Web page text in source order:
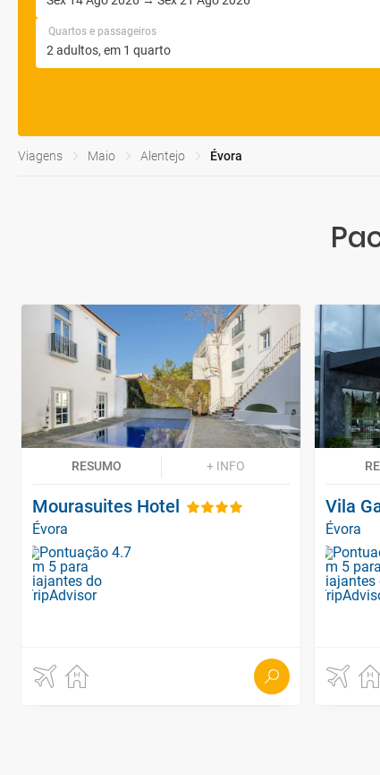
Quartos e passageiros
Viagens Maio Alentejo Évora
RESUMO + INFO
Mourasuites Hotel
Évora
Vila
Évora